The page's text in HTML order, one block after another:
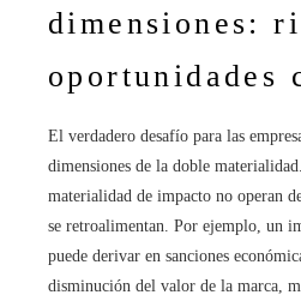
dimensiones:
oportunidades
El verdadero desafío para las
dimensiones de la doble
materialidad de impacto no operan
se retroalimentan. Por ejemplo, un
puede derivar en sanciones
disminución del valor de la marca,